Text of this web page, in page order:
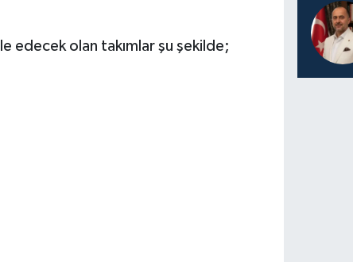
edecek olan takımlar şu şekilde;